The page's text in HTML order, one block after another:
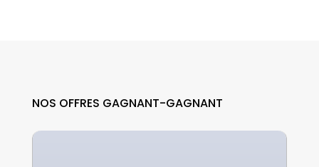
NOS OFFRES GAGNANT-GAGNANT